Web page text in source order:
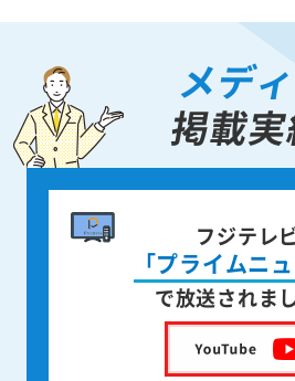
メデ
掲載
書籍出版
身近な人が
亡くなった後の
を出版しまし